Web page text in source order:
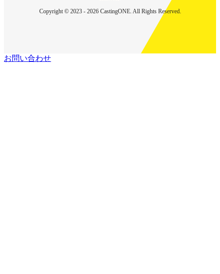
Copyright © 2023 - 2026 CastingONE. All Rights Reserved.
お問い合わせ